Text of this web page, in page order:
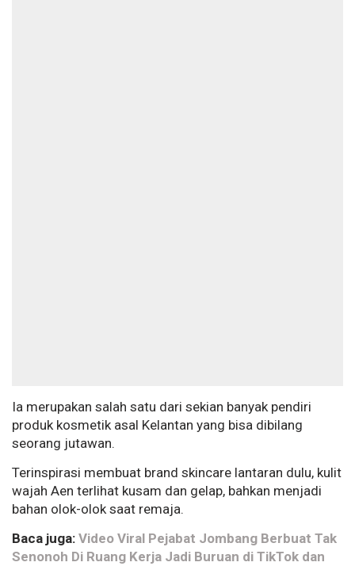
Ia merupakan salah satu dari sekian banyak pendiri
produk kosmetik asal Kelantan yang bisa dibilang
seorang jutawan.
Terinspirasi membuat brand skincare lantaran dulu, kulit
wajah Aen terlihat kusam dan gelap, bahkan menjadi
bahan olok-olok saat remaja.
Baca juga: Video Viral Pejabat Jombang Berbuat Tak
Senonoh Di Ruang Kerja Jadi Buruan di TikTok dan